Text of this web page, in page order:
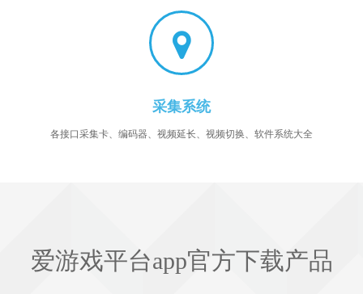
采集系统
各接口采集卡、编码器、视频延长、视频切换、软件系统大全
爱游戏平台app官方下载产品